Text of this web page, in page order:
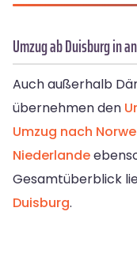
Umzug ab Duisburg in
Auch außerhalb
übernehmen den
Umzug nach
Niederlande
Gesamtüberblick
Duisburg.